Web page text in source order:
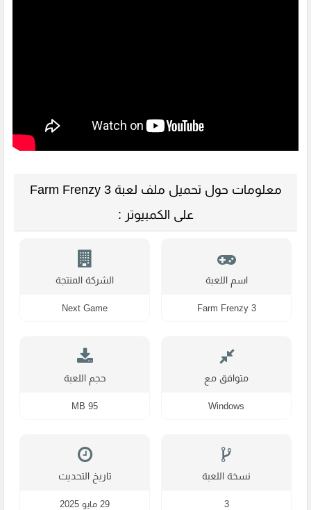
معلومات حول تحميل ملف لعبة Farm Frenzy 3
على الكمبيوتر :
اسم اللعبة
Farm Frenzy 3
الشركة المنتجة
Next Game
متوافق مع
Windows
حجم اللعبة
95 MB
نسخة اللعبة
3
تاريخ التحديث
29 مايو 2025